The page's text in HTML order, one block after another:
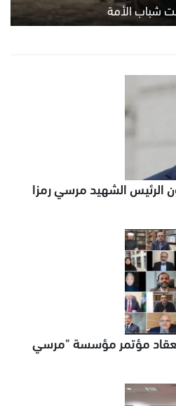
شباب الأمة
الرئيس الشهيد مرسي رمزا
مؤتمر مؤسسة "مرسي